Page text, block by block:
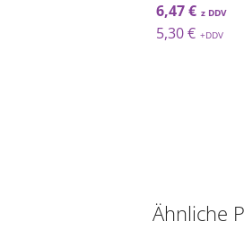
6,47 €
5,30 €
Ähnliche